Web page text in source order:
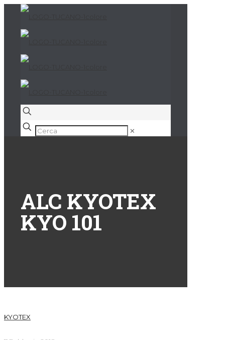
✕
ALC KYOTEX
KYO 101
KYOTEX